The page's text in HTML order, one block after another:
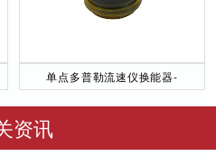
单点多普勒流速仪换能器-
资讯